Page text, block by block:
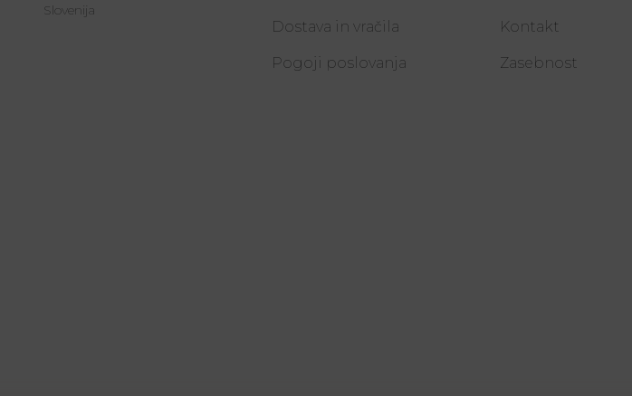
Slovenija
Dostava in vračila
Pogoji poslovanja
Kontakt
Zasebnost